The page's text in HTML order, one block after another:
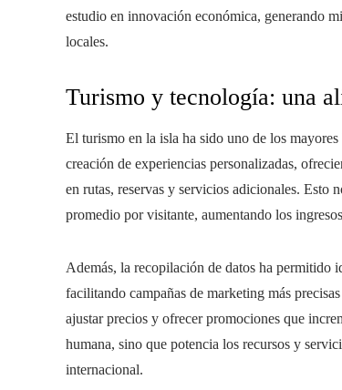
estudio en innovación económica, generando
locales.
Turismo y tecnología: una
El turismo en la isla ha sido uno de los
creación de experiencias personalizadas,
en rutas, reservas y servicios adicionales. Esto
promedio por visitante, aumentando los
Además, la recopilación de datos ha permitido
facilitando campañas de marketing más
ajustar precios y ofrecer promociones que
humana, sino que potencia los recursos y
internacional.